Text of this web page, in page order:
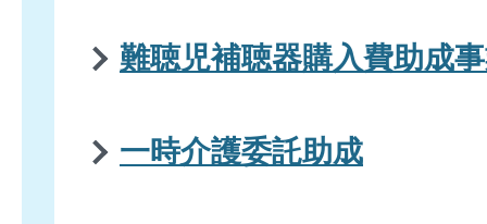
難聴児補聴器購入費助成
一時介護委託助成